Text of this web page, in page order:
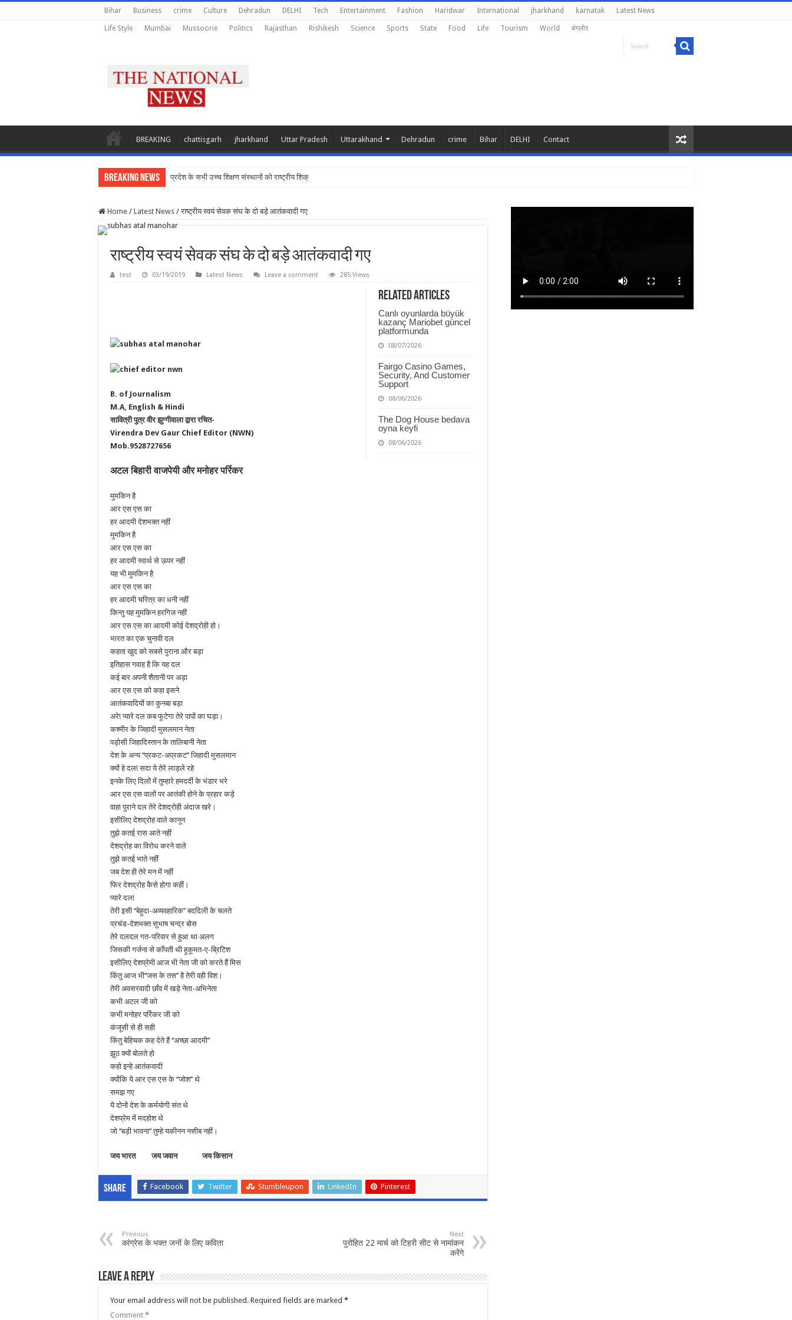
Bihar Business crime Culture Dehradun DELHI Tech Entertainment Fashion Haridwar International jharkhand karnatak Latest News
Life Style Mumbai Mussoorie Politics Rajasthan Rishikesh Science Sports State Food Life Tourism World बंगलोर
BREAKING chattisgarh jharkhand Uttar Pradesh Uttarakhand Dehradun crime Bihar DELHI Contact
Breaking News प्रदेश के सभी उच्च शिक्षण संस्थानों को राष्ट्रीय शिक्षा नीति के अनुरू
Home / Latest News / राष्ट्रीय स्वयं सेवक संघ के दो बड़े आतंकवादी गए
राष्ट्रीय स्वयं सेवक संघ के दो बड़े आतंकवादी गए
test 03/19/2019 Latest News Leave a comment 285 Views
Related Articles
Canlı oyunlarda büyük
kazanç Mariobet güncel
platformunda
08/07/2026
Fairgo Casino Games,
Security, And Customer
Support
08/06/2026
The Dog House bedava
oyna keyfi
08/06/2026
B. of Journalism
M.A, English & Hindi
सावित्री पुत्र वीर झुग्गीवाला द्वारा रचित-
Virendra Dev Gaur Chief Editor (NWN)
Mob.9528727656
अटल बिहारी वाजपेयी और मनोहर पर्रिकर
मुमकिन है
आर एस एस का
हर आदमी देशभक्त नहीं
मुमकिन है
आर एस एस का
हर आदमी स्वार्थ से ऊपर नहीं
यह भी मुमकिन है
आर एस एस का
हर आदमी चरित्र का धनी नहीं
किन्तु यह मुमकिन हरगिज नहीं
आर एस एस का आदमी कोई देशद्रोही हो।
भारत का एक चुनावी दल
कहता खुद को सबसे पुराना और बड़ा
इतिहास गवाह है कि यह दल
कई बार अपनी शैतानी पर अड़ा
आर एस एस को कहा इसने
आतंकवादियों का कुनबा बड़ा
अरे! प्यारे दल कब फूटेगा तेरे पापों का घड़ा।
कश्मीर के जिहादी मुसलमान नेता
पड़ोसी जिहादिस्तान के तालिबानी नेता
देश के अन्य ‘‘प्रकट-अप्रकट’’ जिहादी मुसलमान
क्यों हे दल! सदा ये तेरे लाड़ले रहे
इनके लिए दिलों में तुम्हारे हमदर्दी के भंडार भरे
आर एस एस वालों पर आतंकी होने के प्रहार कड़े
वाह! पुराने दल तेरे देशद्रोही अंदाज खरे।
इसीलिए देशद्रोह वाले कानून
तुझे कतई रास आते नहीं
देशद्रोह का विरोध करने वाले
तुझे कतई भाते नहीं
जब देश ही तेरे मन में नहीं
फिर देशद्रोह कैसे होगा कहीं।
प्यारे दल!
तेरी इसी ‘‘बेहूदा-अव्यवहारिक’’ बददिली के चलते
प्रचंड-देशभक्त सुभाष चन्द्र बोस
तेरे दलदल गत-परिवार से हुआ था अलग
जिसकी गर्जना से काँपती थी हुकूमत-ए-ब्रिटिश
इसीलिए देशप्रेमी आज भी नेता जी को करते हैं मिस
किंतु आज भी‘‘जस के तस’’ है तेरी वही विश।
तेरी अवसरवादी छाँव में खड़े नेता-अभिनेता
कभी अटल जी को
कभी मनोहर पर्रिकर जी को
कंजूसी से ही सही
किंतु बेहिचक कह देते हैं ‘‘अच्छा आदमी’’
झूठ क्यों बोलते हो
कहो इन्हे आतंकवादी
क्योंकि ये आर एस एस के ‘‘जोश’’ थे
समझ गए
ये दोनों देश के कर्मयोगी संत थे
देशप्रेम में मदहोश थे
जो ‘‘बड़ी भावना’’ तुम्हे यकीनन नसीब नहीं।
जय भारत जय जवान जय किसान
Share Facebook Twitter Stumbleupon LinkedIn Pinterest
Previous
कांग्रेस के भक्त जनों के लिए कविता
Next
पुरोहित 22 मार्च को टिहरी सीट से नामांकन
करेंगे
Leave a Reply
Your email address will not be published. Required fields are marked *
Comment *